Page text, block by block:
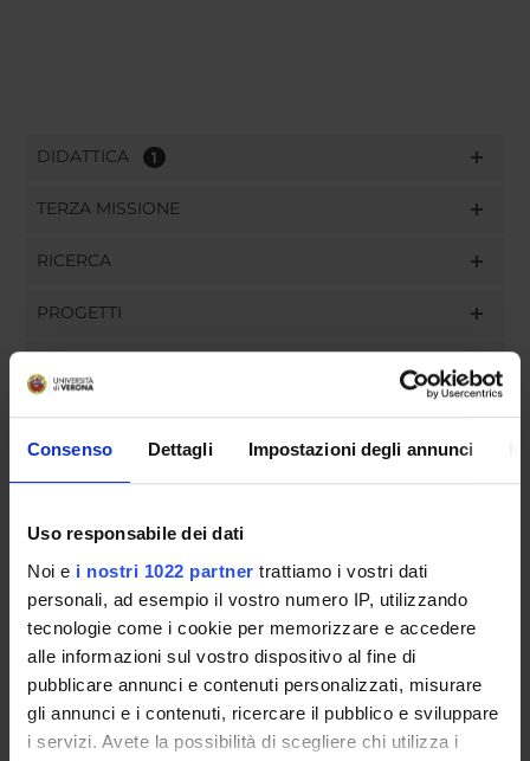
Consenso Dettagli Impostazioni degli annunci
Uso responsabile dei dati
Noi e i nostri 1022 partner trattiamo i vostri dati
personali, ad esempio il vostro numero IP, utilizzando
tecnologie come i cookie per memorizzare e accedere
alle informazioni sul vostro dispositivo al fine di
pubblicare annunci e contenuti personalizzati, misurare
gli annunci e i contenuti, ricercare il pubblico e sviluppare
i servizi. Avete la possibilità di scegliere chi utilizza i
DIDATTICA 1
TERZA MISSIONE
RICERCA
PROGETTI
GOVERNANCE
COMMISSIONI
UFFICI E STRUTTURE DI SERVIZIO
SERVIZI DI SEGRETERIA STUDENTI